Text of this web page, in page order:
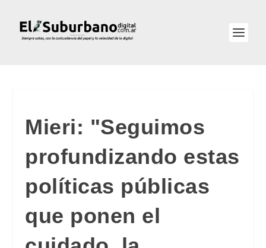
Mieri: "Seguimos
profundizando estas
políticas públicas
que ponen el